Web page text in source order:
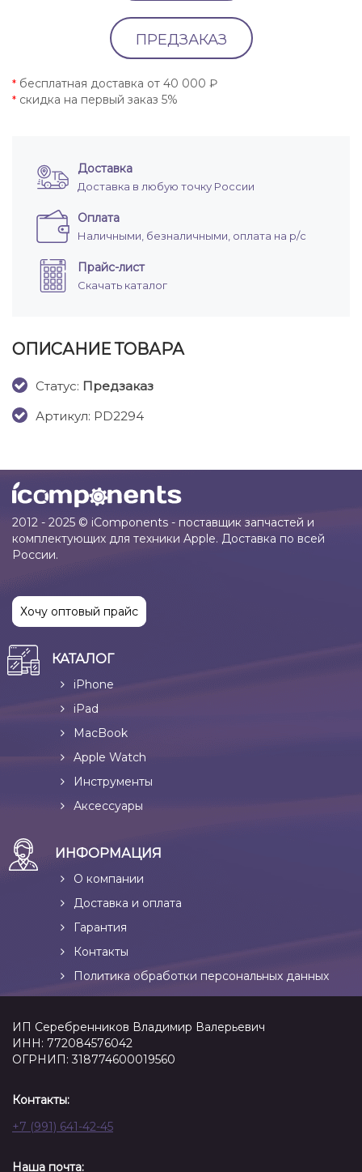
ПРЕДЗАКАЗ
* бесплатная доставка от 40 000 ₽
* скидка на первый заказ 5%
Доставка
Доставка в любую точку России
Оплата
Наличными, безналичными, оплата на р/с
Прайс-лист
Скачать каталог
ОПИСАНИЕ ТОВАРА
Cтатус: Предзаказ
Артикул: PD2294
2012 - 2025 © iComponents - поставщик запчастей и
комплектующих для техники Apple. Доставка по всей
России.
Хочу оптовый прайс
КАТАЛОГ
iPhone
iPad
MacBook
Apple Watch
Инструменты
Аксессуары
ИНФОРМАЦИЯ
О компании
Доставка и оплата
Гарантия
Контакты
Политика обработки персональных данных
ИП Серебренников Владимир Валерьевич
ИНН: 772084576042
ОГРНИП: 318774600019560
Контакты:
+7 (991) 641-42-45
Наша почта: